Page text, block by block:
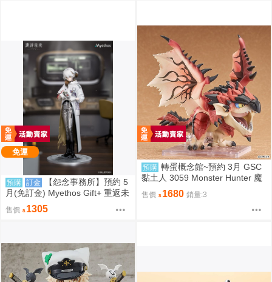
免運
預購 訂金
【怨念事務所】預約 5
月(免訂金) Myethos Gift+ 重返未
來 1999 兔毛手袋 1/8 1011
售價 1305
預購 轉蛋概念館~預約 3月 GSC
黏土人 3059 Monster Hunter 魔
物獵人 火龍 雄火龍 超商付款免
訂金
售價 1680 銷量:3